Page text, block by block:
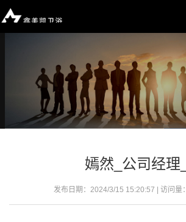
嫣然_公司经理_
发布日期：2024/3/15 15:20:57 | 访问量：